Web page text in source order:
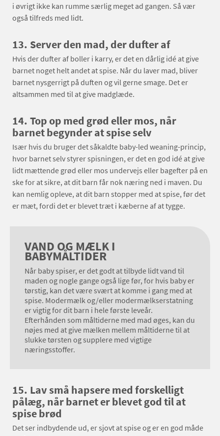
i øvrigt ikke kan rumme særlig meget ad gangen. Så vær
også tilfreds med lidt.
13. Server den mad, der dufter af
Hvis der dufter af boller i karry, er det en dårlig idé at give
barnet noget helt andet at spise. Når du laver mad, bliver
barnet nysgerrigt på duften og vil gerne smage. Det er
altsammen med til at give madglæde.
14. Top op med grød eller mos, når
barnet begynder at spise selv
Især hvis du bruger det såkaldte baby-led weaning-princip,
hvor barnet selv styrer spisningen, er det en god idé at give
lidt mættende grød eller mos undervejs eller bagefter på en
ske for at sikre, at dit barn får nok næring ned i maven. Du
kan nemlig opleve, at dit barn stopper med at spise, før det
er mæt, fordi det er blevet træt i kæberne af at tygge.
VAND OG MÆLK I
BABYMÅLTIDER
Når baby spiser, er det godt at tilbyde lidt vand til
maden og nogle gange også lige før, for hvis baby er
tørstig, kan det være svært at komme i gang med at
spise. Modermælk og/eller modermælkserstatning
er vigtig for dit barn i hele første leveår.
Efterhånden som måltiderne med mad øges, kan du
nøjes med at give mælken mellem måltiderne til at
slukke tørsten og supplere med vigtige
næringsstoffer.
15. Lav små hapsere med forskelligt
pålæg, når barnet er blevet god til at
spise brød
Det ser indbydende ud, er sjovt at spise og er en god måde